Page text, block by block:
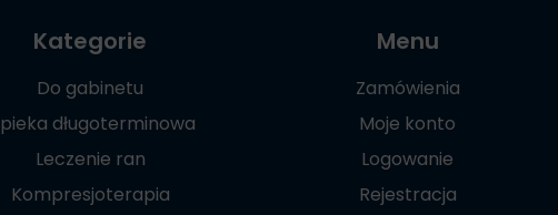
Kategorie
Do gabinetu
długoterminowa
Leczenie ran
Kompresjoterapia
Menu
Zamówienia
Moje konto
Logowanie
Rejestracja